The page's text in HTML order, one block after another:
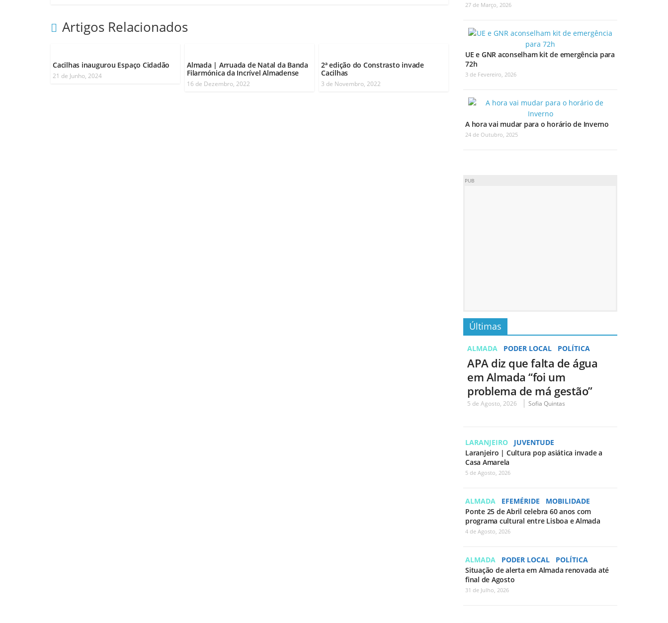
Artigos Relacionados
Cacilhas inaugurou Espaço Cidadão
21 de Junho, 2024
Almada | Arruada de Natal da Banda
Filarmónica da Incrível Almadense
16 de Dezembro, 2022
2ª edição do Constrasto invade
Cacilhas
3 de Novembro, 2022
27 de Março, 2026
UE e GNR aconselham kit de emergência para
72h
3 de Fevereiro, 2026
A hora vai mudar para o horário de Inverno
24 de Outubro, 2025
PUB
Últimas
ALMADA PODER LOCAL POLÍTICA
APA diz que falta de água
em Almada “foi um
problema de má gestão”
5 de Agosto, 2026 Sofia Quintas
LARANJEIRO
JUVENTUDE
Laranjeiro | Cultura pop asiática invade a
Casa Amarela
5 de Agosto, 2026
ALMADA EFEMÉRIDE
MOBILIDADE
Ponte 25 de Abril celebra 60 anos com
programa cultural entre Lisboa e Almada
4 de Agosto, 2026
ALMADA PODER LOCAL
POLÍTICA
Situação de alerta em Almada renovada até
final de Agosto
31 de Julho, 2026